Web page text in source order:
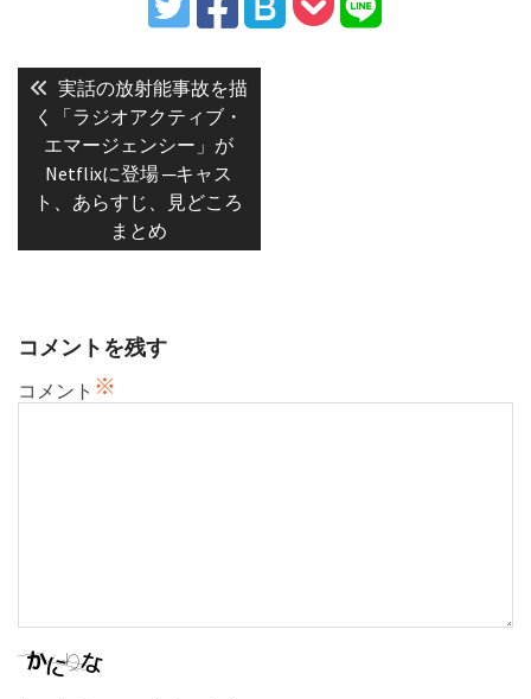
稿
ナ
Previous
post:
実話の放射能事故を描
く「ラジオアクティブ・
エマージェンシー」が
Netflixに登場 ─キャス
ト、あらすじ、見どころ
まとめ
コメントを残す
コメント ※